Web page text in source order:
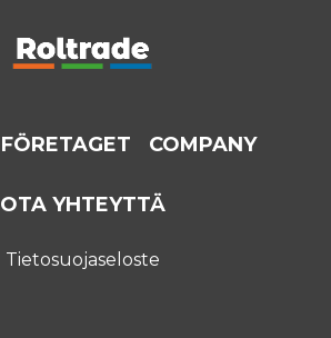
FÖRETAGET COMPANY
OTA YHTEYTTÄ
Tietosuojaseloste